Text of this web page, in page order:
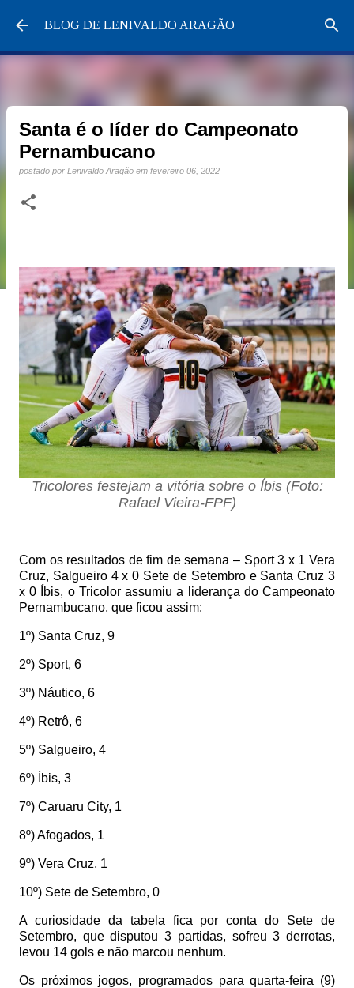
Pular para o conteúdo principal
BLOG DE LENIVALDO ARAGÃO
Santa é o líder do Campeonato
Pernambucano
postado por Lenivaldo Aragão em fevereiro 06, 2022
Tricolores festejam a vitória sobre o Íbis (Foto:
Rafael Vieira-FPF)
Com os resultados de fim de semana – Sport 3 x 1 Vera
Cruz, Salgueiro 4 x 0 Sete de Setembro e Santa Cruz 3
x 0 Íbis, o Tricolor assumiu a liderança do Campeonato
Pernambucano, que ficou assim:
1º) Santa Cruz, 9
2º) Sport, 6
3º) Náutico, 6
4º) Retrô, 6
5º) Salgueiro, 4
6º) Íbis, 3
7º) Caruaru City, 1
8º) Afogados, 1
9º) Vera Cruz, 1
10º) Sete de Setembro, 0
A curiosidade da tabela fica por conta do Sete de
Setembro, que disputou 3 partidas, sofreu 3 derrotas,
levou 14 gols e não marcou nenhum.
Os próximos jogos, programados para quarta-feira (9)